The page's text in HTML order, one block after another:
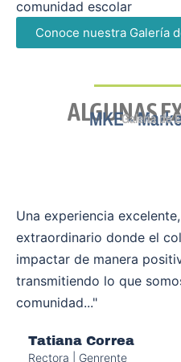
comunidad escolar
Conoce nuestra Galería
ALGUNAS
MKE -Galería de
Una experiencia
extraordinario donde el
impactar de manera
transmitiendo lo que
comunidad..."
Tatiana Correa
Rectora | Genrente